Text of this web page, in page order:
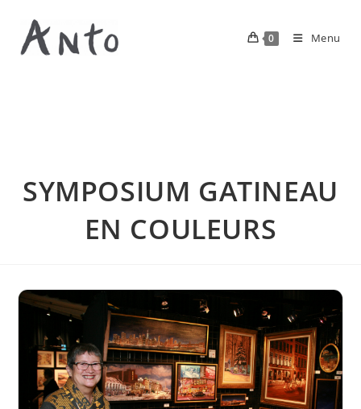
0 Menu
SYMPOSIUM GATINEAU
EN COULEURS